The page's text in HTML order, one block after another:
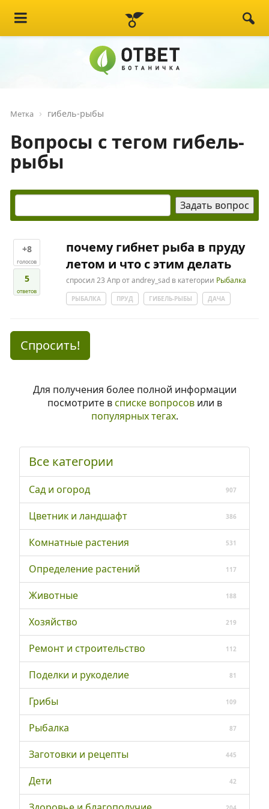
Метка гибель-рыбы
Вопросы с тегом гибель-
рыбы
+8
голосов
5
ответов
почему гибнет рыба в пруду
летом и что с этим делать
спросил 23 Апротandrey_sad в категории Рыбалка
РЫБАЛКА ПРУД ГИБЕЛЬ-РЫБЫ ДАЧА
Спросить!
Для получения более полной информации
посмотрите всписке вопросовили в
популярных тегах.
Все категории
Сад и огород 907
Цветник и ландшафт 386
Комнатные растения 531
Определение растений 117
Животные 188
Хозяйство 219
Ремонт и строительство 112
Поделки и рукоделие 81
Грибы 109
Рыбалка 87
Заготовки и рецепты 445
Дети 42